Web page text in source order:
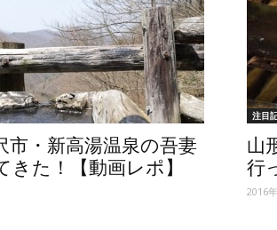
市・新高湯温泉の吾妻
きた！【動画レポ】
注目
山
行
2016